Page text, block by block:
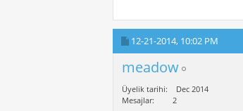
12-21-2014, 10:02 PM
meadow
Üyelik tarihi
Dec 2014
Mesajlar
2